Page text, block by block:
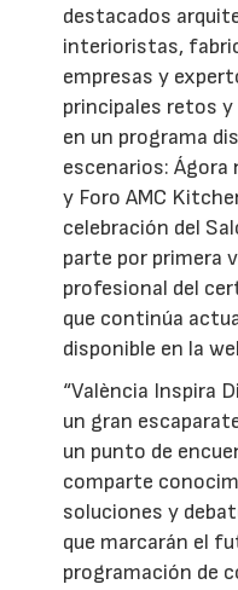
destacados
interioristas,
empresas y
principales retos
en un programa
escenarios:
y Foro AMC
celebración del
parte por primera
profesional del
que continúa
disponible en la
“València Inspira
un gran
un punto de
comparte
soluciones y
que marcarán el
programación de